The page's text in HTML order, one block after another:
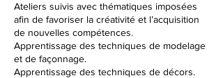
Ateliers suivis avec thématiques imposées
afin de favoriser la créativité et l’acquisition
de nouvelles compétences.
Apprentissage des techniques de modelage
et de façonnage.
Apprentissage des techniques de décors.